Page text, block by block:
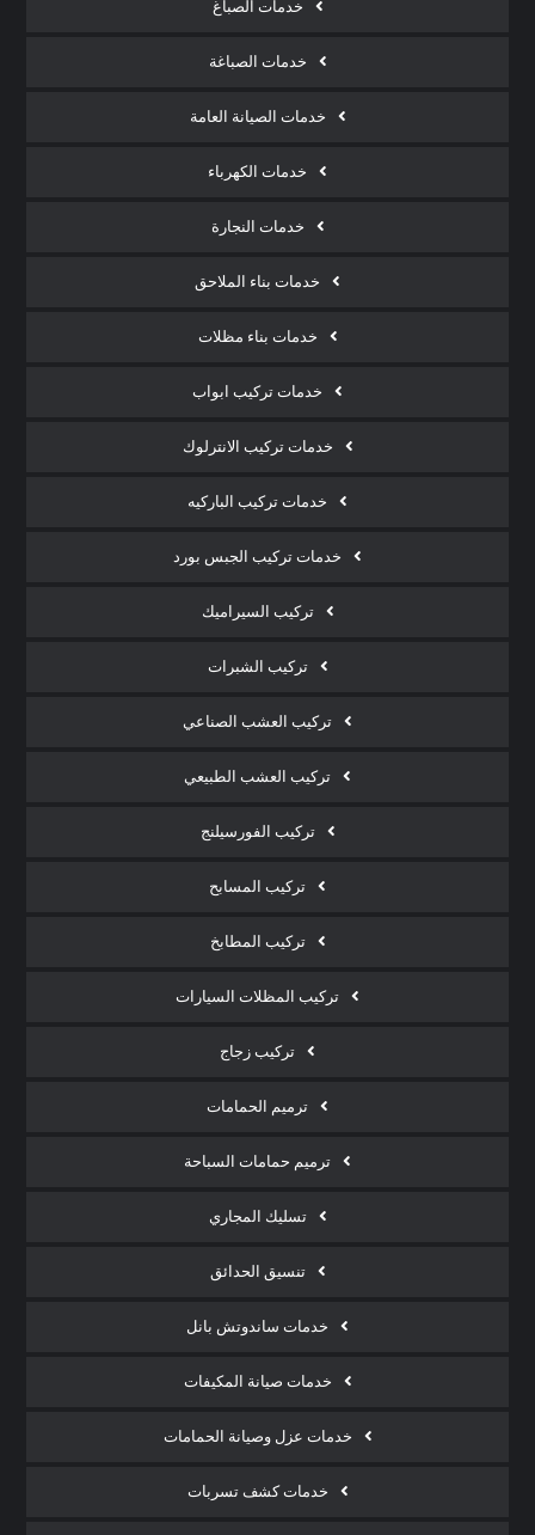
خدمات الصباغ
خدمات الصباغة
خدمات الصيانة العامة
خدمات الكهرباء
خدمات النجارة
خدمات بناء الملاحق
خدمات بناء مظلات
خدمات تركيب ابواب
خدمات تركيب الانترلوك
خدمات تركيب الباركيه
خدمات تركيب الجبس بورد
تركيب السيراميك
تركيب الشبرات
تركيب العشب الصناعي
تركيب العشب الطبيعي
تركيب الفورسيلنج
تركيب المسابح
تركيب المطابخ
تركيب المظلات السيارات
تركيب زجاج
ترميم الحمامات
ترميم حمامات السباحة
تسليك المجاري
تنسيق الحدائق
خدمات ساندوتش بانل
خدمات صيانة المكيفات
خدمات عزل وصيانة الحمامات
خدمات كشف تسربات